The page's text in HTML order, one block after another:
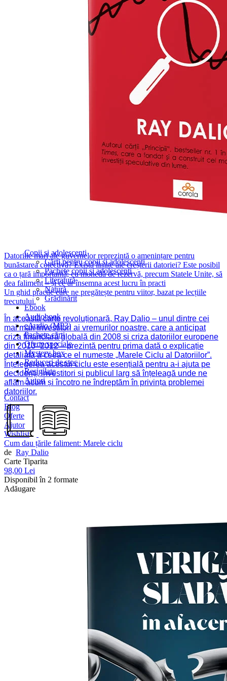
Office Management
Transformare personală
Antreprenoriat
Memorii / Jurnale / Biografii
Transformare personală
Psihologie și consiliere
Copii si adolescenti
Cărți pentru copii și adolescenți
Pachete copii și adolescenți
Literatură
Natură
Grădinărit
Ebook
Audiobook
eAudio (MP3)
Pachete cărți
Oferte speciale
Mystery box
Reduceri de stoc
Resigilate
Autori
Contact
Blog
Oferte
Ajutor
Wishlist
Datoriile mari ale guvernelor reprezintă o amenințare pentru
bunăstarea colectivă? Există limite ale creșterii datoriei? Este posibil
ca o țară importantă, cu monedă de rezervă, precum Statele Unite, să
dea faliment – și ce ar însemna acest lucru în practi
Un ghid practic care ne pregătește pentru viitor, bazat pe lecțiile
trecutului.
În această carte revoluționară, Ray Dalio – unul dintre cei
mai mari investitori ai vremurilor noastre, care a anticipat
criza financiară globală din 2008 și criza datoriilor europene
din 2010–2012 – prezintă pentru prima dată o explicație
detaliată a ceea ce el numește „Marele Ciclu al Datoriilor”.
Înțelegerea acestui ciclu este esențială pentru a-i ajuta pe
decidenți, investitori și publicul larg să înțeleagă unde ne
aflăm acum și încotro ne îndreptăm în privința problemei
datoriilor.
Cum dau țările faliment: Marele ciclu
de Ray Dalio
Carte Tiparita
98,00 Lei
Disponibil în 2 formate
Adăugare